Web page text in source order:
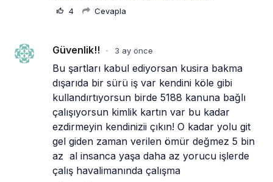
4 Cevapla
Güvenlik!! • 3 ay önce
Bu şartları kabul ediyorsan kusira bakma
dışarıda bir sürü iş var kendini köle gibi
kullandırtıyorsun birde 5188 kanuna bağlı
çalışıyorsun kimlik kartın var bu kadar
ezdirmeyin kendinizii çıkın! O kadar yolu git
gel giden zaman verilen ömür değmez 5 bin
az  al insanca yaşa daha az yorucu işlerde
çalış havalimanında çalışma